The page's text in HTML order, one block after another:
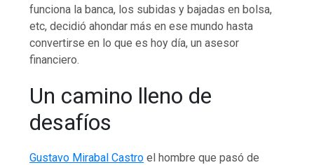
funciona la banca, los subidas y bajadas en bolsa,
etc, decidió ahondar más en ese mundo hasta
convertirse en lo que es hoy día, un asesor
financiero.
Un camino lleno de
desafíos
Gustavo Mirabal Castro el hombre que pasó de